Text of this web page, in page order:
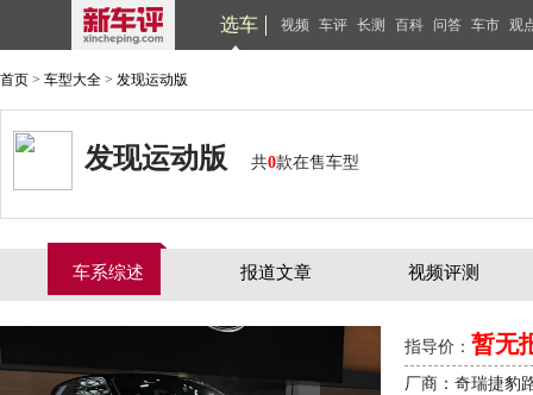
选车 视频 车评 长测 百科 问答 车市 观
首页 > 车型大全 > 发现运动版
发现运动版 共0款在售车型
车系综述 报道文章 视频评测
指导价： 暂无
厂商：奇瑞捷豹